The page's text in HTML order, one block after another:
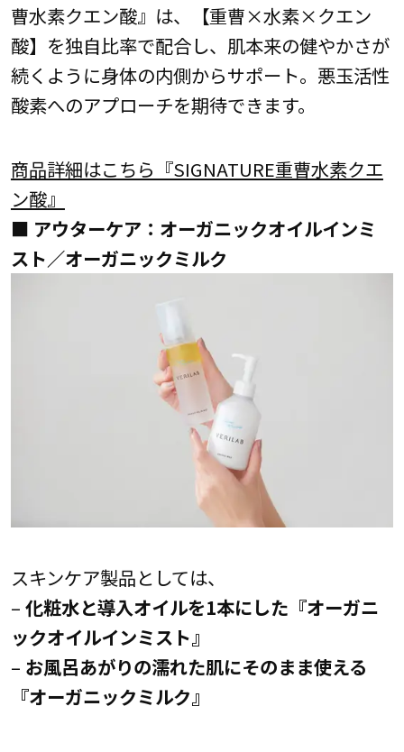
曹水素クエン酸』は、【重曹×水素×クエン
酸】を独自比率で配合し、肌本来の健やかさが
続くように身体の内側からサポート。悪玉活性
酸素へのアプローチを期待できます。
商品詳細はこちら『SIGNATURE重曹水素クエ
ン酸』
■ アウターケア：オーガニックオイルインミ
スト／オーガニックミルク
スキンケア製品としては、
– 化粧水と導入オイルを1本にした『オーガニ
ックオイルインミスト』
– お風呂あがりの濡れた肌にそのまま使える
『オーガニックミルク』